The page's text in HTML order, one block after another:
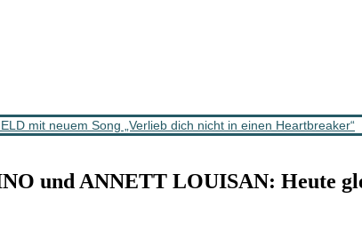
mit neuem Song „Verlieb dich nicht in einen Heartbreaker“
und ANNETT LOUISAN: Heute